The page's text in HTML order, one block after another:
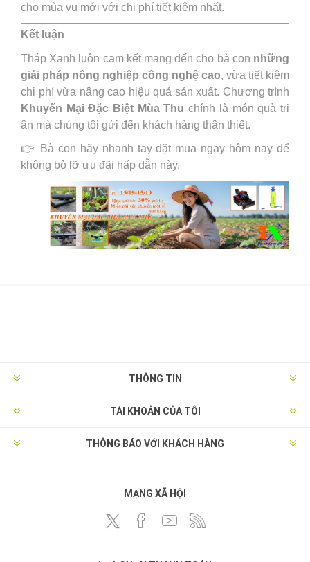
cho mùa vụ mới với chi phí tiết kiệm nhất.
Kết luận
Tháp Xanh luôn cam kết mang đến cho bà con những
giải pháp nông nghiệp công nghệ cao, vừa tiết kiệm
chi phí vừa nâng cao hiệu quả sản xuất. Chương trình
Khuyến Mại Đặc Biệt Mùa Thu chính là món quà tri
ân mà chúng tôi gửi đến khách hàng thân thiết.
👉 Bà con hãy nhanh tay đặt mua ngay hôm nay để
không bỏ lỡ ưu đãi hấp dẫn này.
THÔNG TIN
TÀI KHOẢN CỦA TÔI
THÔNG BÁO VỚI KHÁCH HÀNG
MẠNG XÃ HỘI